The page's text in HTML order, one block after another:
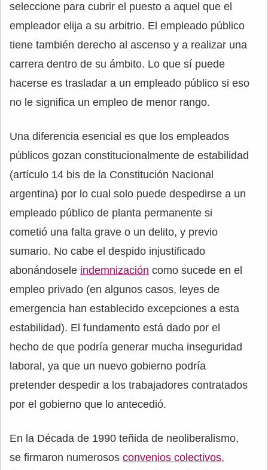
seleccione para cubrir el puesto a aquel que el
empleador elija a su arbitrio. El empleado público
tiene también derecho al ascenso y a realizar una
carrera dentro de su ámbito. Lo que sí puede
hacerse es trasladar a un empleado público si eso
no le significa un empleo de menor rango.
Una diferencia esencial es que los empleados
públicos gozan constitucionalmente de estabilidad
(artículo 14 bis de la Constitución Nacional
argentina) por lo cual solo puede despedirse a un
empleado público de planta permanente si
cometió una falta grave o un delito, y previo
sumario. No cabe el despido injustificado
abonándosele indemnización como sucede en el
empleo privado (en algunos casos, leyes de
emergencia han establecido excepciones a esta
estabilidad). El fundamento está dado por el
hecho de que podría generar mucha inseguridad
laboral, ya que un nuevo gobierno podría
pretender despedir a los trabajadores contratados
por el gobierno que lo antecedió.
En la Década de 1990 teñida de neoliberalismo,
se firmaron numerosos convenios colectivos,